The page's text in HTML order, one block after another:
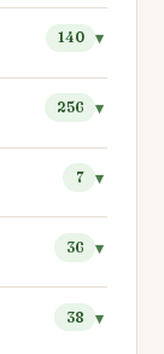
140
256
7
36
38